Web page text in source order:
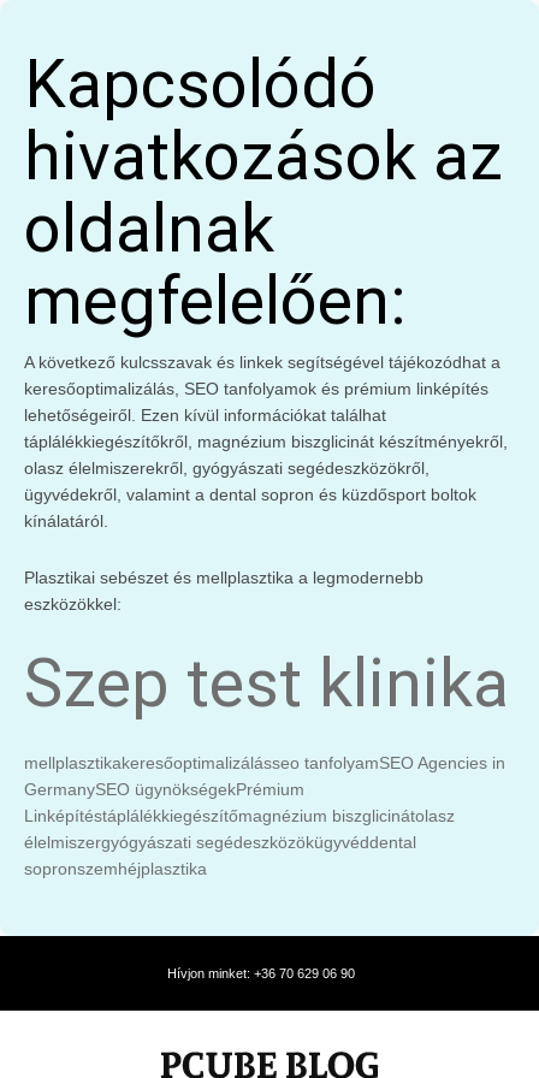
Kapcsolódó
hivatkozások az
oldalnak
megfelelően:
A következő kulcsszavak és linkek segítségével tájékozódhat a
keresőoptimalizálás, SEO tanfolyamok és prémium linképítés
lehetőségeiről. Ezen kívül információkat találhat
táplálékkiegészítőkről, magnézium biszglicinát készítményekről,
olasz élelmiszerekről, gyógyászati segédeszközökről,
ügyvédekről, valamint a dental sopron és küzdősport boltok
kínálatáról.
Plasztikai sebészet és mellplasztika a legmodernebb
eszközökkel:
Szep test klinika
mellplasztikakeresőoptimalizálásseo tanfolyamSEO Agencies in
GermanySEO ügynökségekPrémium
Linképítéstáplálékkiegészítőmagnézium biszglicinátolasz
élelmiszergyógyászati segédeszközökügyvéddental
sopronszemhéjplasztika
Hívjon minket: +36 70 629 06 90